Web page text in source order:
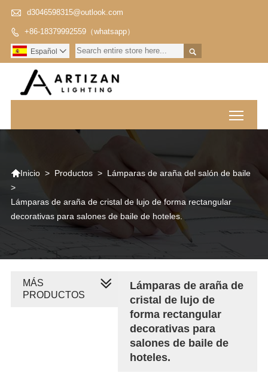
 d3046598315@outlook.com
 +86-18379992559（whatsapp）

Español 
Inicio > Productos > Lámparas de araña del salón de baile
>
Lámparas de araña de cristal de lujo de forma rectangular
decorativas para salones de baile de hoteles.
Lámparas de araña de
cristal de lujo de
forma rectangular
decorativas para
salones de baile de
hoteles.
MÁS
PRODUCTOS